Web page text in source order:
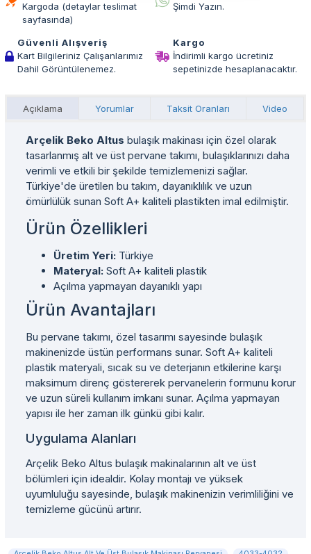
Kargoda (detaylar teslimat
sayfasında)
Şimdi Yazın.
Güvenli Alışveriş
Kart Bilgileriniz Çalışanlarımız
Dahil Görüntülenemez.
Kargo
İndirimli kargo ücretiniz
sepetinizde hesaplanacaktır.
Açıklama Yorumlar Taksit Oranları Video
Arçelik Beko Altus bulaşık makinası için özel olarak
tasarlanmış alt ve üst pervane takımı, bulaşıklarınızı daha
verimli ve etkili bir şekilde temizlemenizi sağlar.
Türkiye'de üretilen bu takım, dayanıklılık ve uzun
ömürlülük sunan Soft A+ kaliteli plastikten imal edilmiştir.
Ürün Özellikleri
Üretim Yeri: Türkiye
Materyal: Soft A+ kaliteli plastik
Açılma yapmayan dayanıklı yapı
Ürün Avantajları
Bu pervane takımı, özel tasarımı sayesinde bulaşık
makinenizde üstün performans sunar. Soft A+ kaliteli
plastik materyali, sıcak su ve deterjanın etkilerine karşı
maksimum direnç göstererek pervanelerin formunu korur
ve uzun süreli kullanım imkanı sunar. Açılma yapmayan
yapısı ile her zaman ilk günkü gibi kalır.
Uygulama Alanları
Arçelik Beko Altus bulaşık makinalarının alt ve üst
bölümleri için idealdir. Kolay montajı ve yüksek
uyumluluğu sayesinde, bulaşık makinenizin verimliliğini ve
temizleme gücünü artırır.